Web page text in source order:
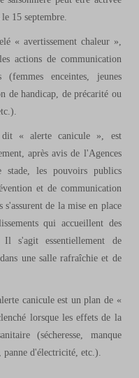
15 septembre.
« avertissement chaleur »,
actions de communication
(femmes enceintes, jeunes
de handicap, de précarité ou
« alerte canicule », est
après avis de l'Agences
les pouvoirs publics
et de communication
s'assurent de la mise en place
qui accueillent des
Il s'agit essentiellement de
une salle rafraîchie et de
canicule est un plan de «
lorsque les effets de la
(sécheresse, manque
panne d'électricité, etc.).